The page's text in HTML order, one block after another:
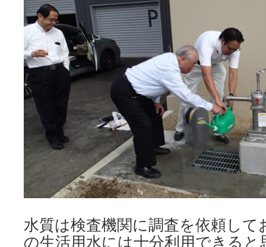
水質は検査機関に調査を依頼して
の生活用水には十分利用できると